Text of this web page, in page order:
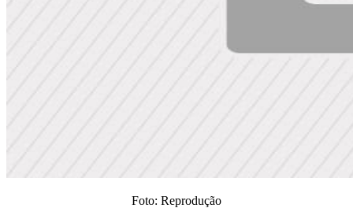
Foto: Reprodução